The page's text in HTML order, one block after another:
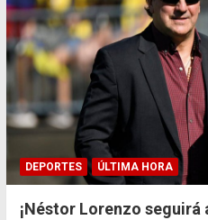
DEPORTES ÚLTIMA HORA
¡Néstor Lorenzo